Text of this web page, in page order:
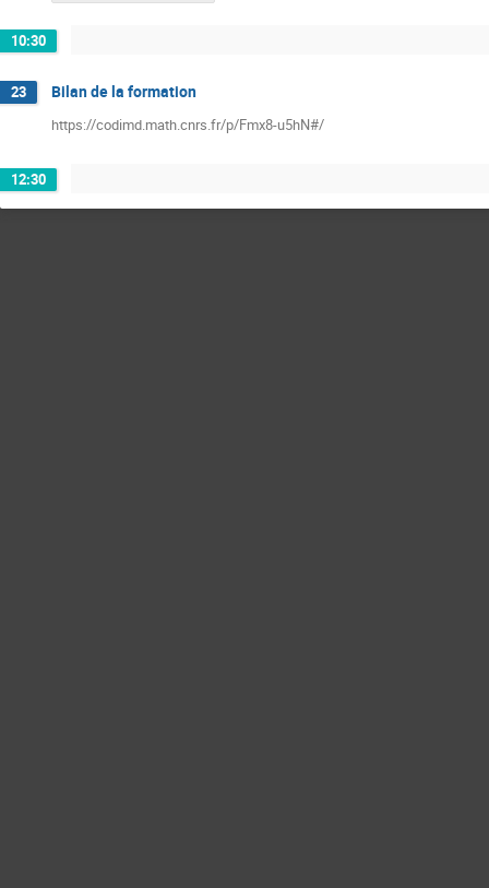
10:30
23 Bilan de la formation
https://codimd.math.cnrs.fr/p/Fmx8-u5hN#/
12:30